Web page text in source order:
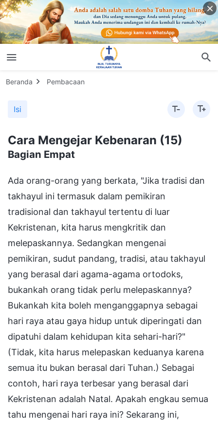
Beranda Pembacaan
Isi
Cara Mengejar Kebenaran (15)
Bagian Empat
Ada orang-orang yang berkata, "Jika tradisi dan
takhayul ini termasuk dalam pemikiran
tradisional dan takhayul tertentu di luar
Kekristenan, kita harus mengkritik dan
melepaskannya. Sedangkan mengenai
pemikiran, sudut pandang, tradisi, atau takhayul
yang berasal dari agama-agama ortodoks,
bukankah orang tidak perlu melepaskannya?
Bukankah kita boleh menganggapnya sebagai
hari raya atau gaya hidup untuk diperingati dan
dipatuhi dalam kehidupan kita sehari-hari?"
(Tidak, kita harus melepaskan keduanya karena
semua itu bukan berasal dari Tuhan.) Sebagai
contoh, hari raya terbesar yang berasal dari
Kekristenan adalah Natal. Apakah engkau semua
tahu mengenai hari raya ini? Sekarang ini,